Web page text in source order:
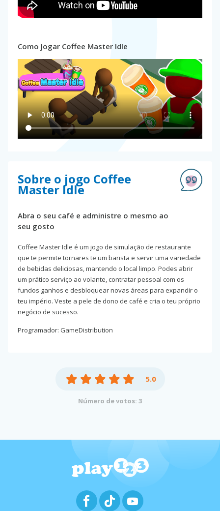
Como Jogar Coffee Master Idle
Sobre o jogo Coffee
Master Idle
Abra o seu café e administre o mesmo ao
seu gosto
Coffee Master Idle é um jogo de simulação de restaurante
que te permite tornares te um barista e servir uma variedade
de bebidas deliciosas, mantendo o local limpo. Podes abrir
um prático serviço ao volante, contratar pessoal com os
fundos ganhos e desbloquear novas áreas para expandir o
teu império. Veste a pele de dono de café e cria o teu próprio
negócio de sucesso.
Programador: GameDistribution
5.0
Número de votos: 3